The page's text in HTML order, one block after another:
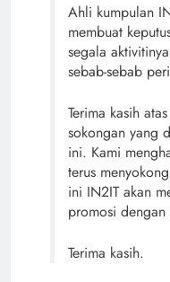
Ahli kumpulan
membuat
segala
sebab-sebab
Terima kasih
sokongan yang
ini. Kami
terus
ini IN2IT akan
promosi
Terima kasih.